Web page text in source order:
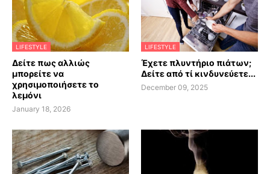
LIFESTYLE
Δείτε πως αλλιώς
μπορείτε να
χρησιμοποιήσετε το
λεμόνι
January 18, 2026
LIFESTYLE
Έχετε πλυντήριο πιάτων;
Δείτε από τί κινδυνεύετε...
December 09, 2025